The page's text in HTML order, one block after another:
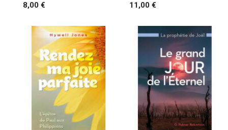
8,00 € 11,00 €